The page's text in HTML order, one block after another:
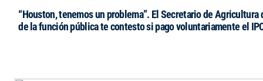
“Houston, tenemos un problema”. El Secretario de Agricultura
de la función pública te contesto si pago voluntariamente el